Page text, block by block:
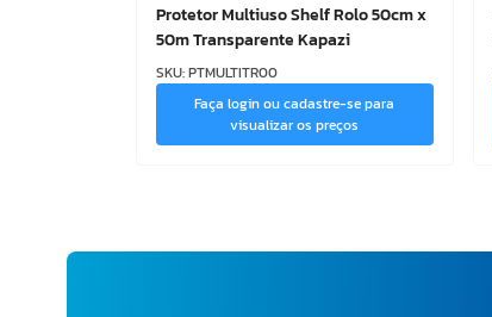
Protetor Multiuso Shelf Rolo 50cm x
50m Transparente Kapazi
SKU:PTMULTITR00
Faça login ou cadastre-se para
visualizar os preços